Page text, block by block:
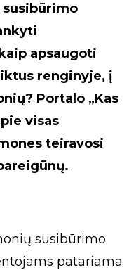
apsaugoti
renginyje, į
Portalo „Kas
visas
teiravosi
susibūrimo
patariama